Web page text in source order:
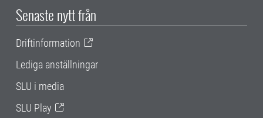
Senaste nytt från
Driftinformation
Lediga anställningar
SLU i media
SLU Play